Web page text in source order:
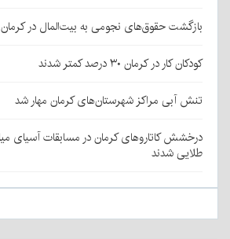
بازگشت حقوق‌های نجومی به بیت‌المال در کرمان
کودکان کار در کرمان ۳۰ درصد کمتر شدند
تنش آبی مراکز شهرستان‌های کرمان مهار شد
درخشش کاتاروهای کرمان در مسابقات آسیای
طلایی شدند